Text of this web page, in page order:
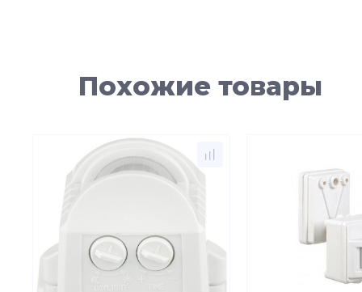
Похожие товары